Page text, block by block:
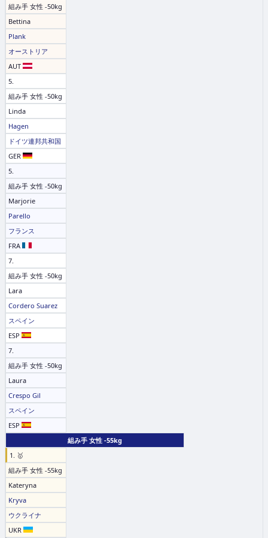
組み手 女性 -50kg
Bettina
Plank
オーストリア
AUT
5.
組み手 女性 -50kg
Linda
Hagen
ドイツ連邦共和国
GER
5.
組み手 女性 -50kg
Marjorie
Parello
フランス
FRA
7.
組み手 女性 -50kg
Lara
Cordero Suarez
スペイン
ESP
7.
組み手 女性 -50kg
Laura
Crespo Gil
スペイン
ESP
組み手 女性 -55kg
1. 🥇
組み手 女性 -55kg
Kateryna
Kryva
ウクライナ
UKR